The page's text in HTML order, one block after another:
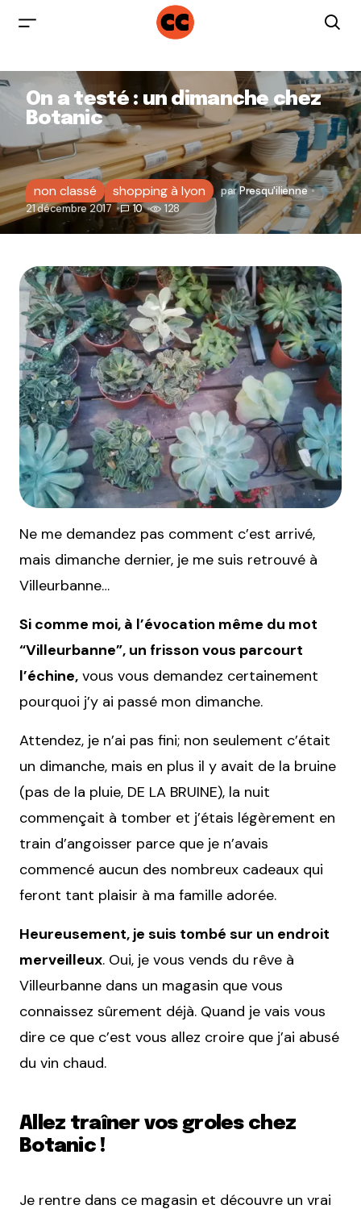
On a testé : un dimanche chez
Botanic
non classé shopping à lyon parPresqu'ilienne
21 décembre 2017
10 128
Ne me demandez pas comment c’est arrivé,
mais dimanche dernier, je me suis retrouvé à
Villeurbanne…
Si comme moi, à l’évocation même du mot
“Villeurbanne”, un frisson vous parcourt
l’échine, vous vous demandez certainement
pourquoi j’y ai passé mon dimanche.
Attendez, je n’ai pas fini; non seulement c’était
un dimanche, mais en plus il y avait de la bruine
(pas de la pluie, DE LA BRUINE), la nuit
commençait à tomber et j’étais légèrement en
train d’angoisser parce que je n’avais
commencé aucun des nombreux cadeaux qui
feront tant plaisir à ma famille adorée.
Heureusement, je suis tombé sur un endroit
merveilleux. Oui, je vous vends du rêve à
Villeurbanne dans un magasin que vous
connaissez sûrement déjà. Quand je vais vous
dire ce que c’est vous allez croire que j’ai abusé
du vin chaud.
Allez traîner vos groles chez
Botanic !
Je rentre dans ce magasin et découvre un vrai